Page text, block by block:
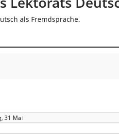
als Fremdsprache.
31 Mai